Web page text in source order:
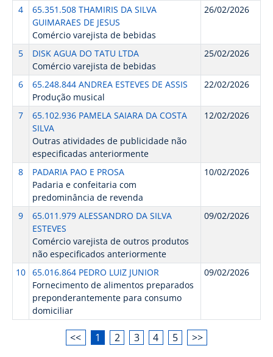
4
65.351.508 THAMIRIS DA SILVA
GUIMARAES DE JESUS
Comércio varejista de bebidas
26/02/2026
5
DISK AGUA DO TATU LTDA
Comércio varejista de bebidas
25/02/2026
6
65.248.844 ANDREA ESTEVES DE ASSIS
Produção musical
22/02/2026
7
65.102.936 PAMELA SAIARA DA COSTA
SILVA
Outras atividades de publicidade não
especificadas anteriormente
12/02/2026
8
PADARIA PAO E PROSA
Padaria e confeitaria com
predominância de revenda
10/02/2026
9
65.011.979 ALESSANDRO DA SILVA
ESTEVES
Comércio varejista de outros produtos
não especificados anteriormente
09/02/2026
10 65.016.864 PEDRO LUIZ JUNIOR
Fornecimento de alimentos preparados
preponderantemente para consumo
domiciliar
09/02/2026
<< 1 2 3 4 5 >>